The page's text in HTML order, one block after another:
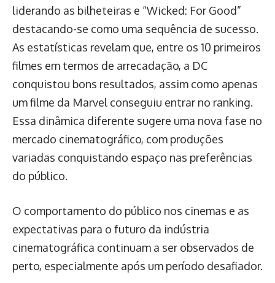
liderando as bilheteiras e “Wicked: For Good”
destacando-se como uma sequência de sucesso.
As estatísticas revelam que, entre os 10 primeiros
filmes em termos de arrecadação, a DC
conquistou bons resultados, assim como apenas
um filme da Marvel conseguiu entrar no ranking.
Essa dinâmica diferente sugere uma nova fase no
mercado cinematográfico, com produções
variadas conquistando espaço nas preferências
do público.
O comportamento do público nos cinemas e as
expectativas para o futuro da indústria
cinematográfica continuam a ser observados de
perto, especialmente após um período desafiador.